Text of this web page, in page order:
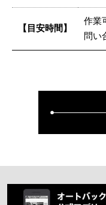
【目安時間】
作業
問い